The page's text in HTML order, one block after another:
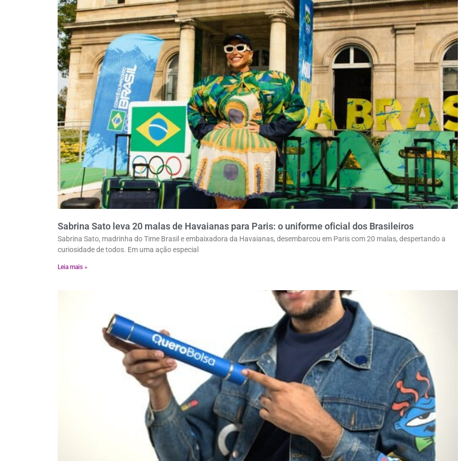
Sabrina Sato leva 20 malas de Havaianas para Paris: o uniforme oficial dos Brasileiros
Sabrina Sato, madrinha do Time Brasil e embaixadora da Havaianas, desembarcou em Paris com 20 malas, despertando a
curiosidade de todos. Em uma ação especial
Leia mais »